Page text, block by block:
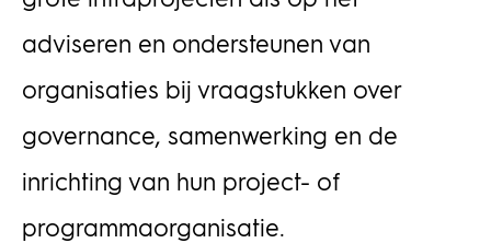
adviseren en ondersteunen van
organisaties bij vraagstukken over
governance, samenwerking en de
inrichting van hun project- of
programmaorganisatie.